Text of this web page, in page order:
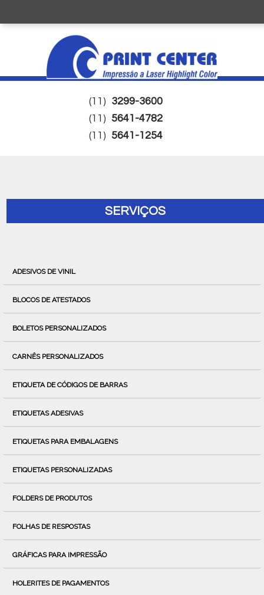
(11) 3299-3600
(11) 5641-4782
(11) 5641-1254
SERVIÇOS
ADESIVOS DE VINIL
BLOCOS DE ATESTADOS
BOLETOS PERSONALIZADOS
CARNÊS PERSONALIZADOS
ETIQUETA DE CÓDIGOS DE BARRAS
ETIQUETAS ADESIVAS
ETIQUETAS PARA EMBALAGENS
ETIQUETAS PERSONALIZADAS
FOLDERS DE PRODUTOS
FOLHAS DE RESPOSTAS
GRÁFICAS PARA IMPRESSÃO
HOLERITES DE PAGAMENTOS